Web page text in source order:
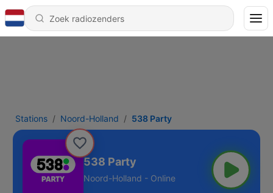
Stations Noord-Holland 538 Party
538 Party
Noord-Holland - Online